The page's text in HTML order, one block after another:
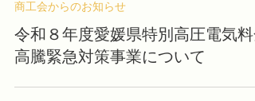
商工会からのお知らせ
令和８年度愛媛県特別高圧電気料
高騰緊急対策事業について